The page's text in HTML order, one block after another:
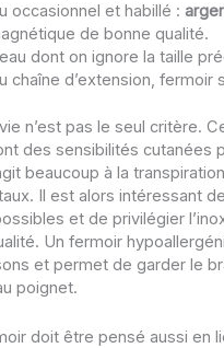
occasionnel et habillé :
de bonne qualité.
dont on ignore la taille
chaîne d’extension, fermoir
n’est pas le seul critère.
des sensibilités cutanées
beaucoup à la
Il est alors intéressant
et de privilégier
Un fermoir
et permet de garder le
poignet.
doit être pensé aussi en